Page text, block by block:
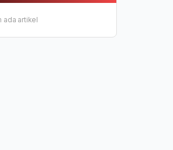
ada artikel